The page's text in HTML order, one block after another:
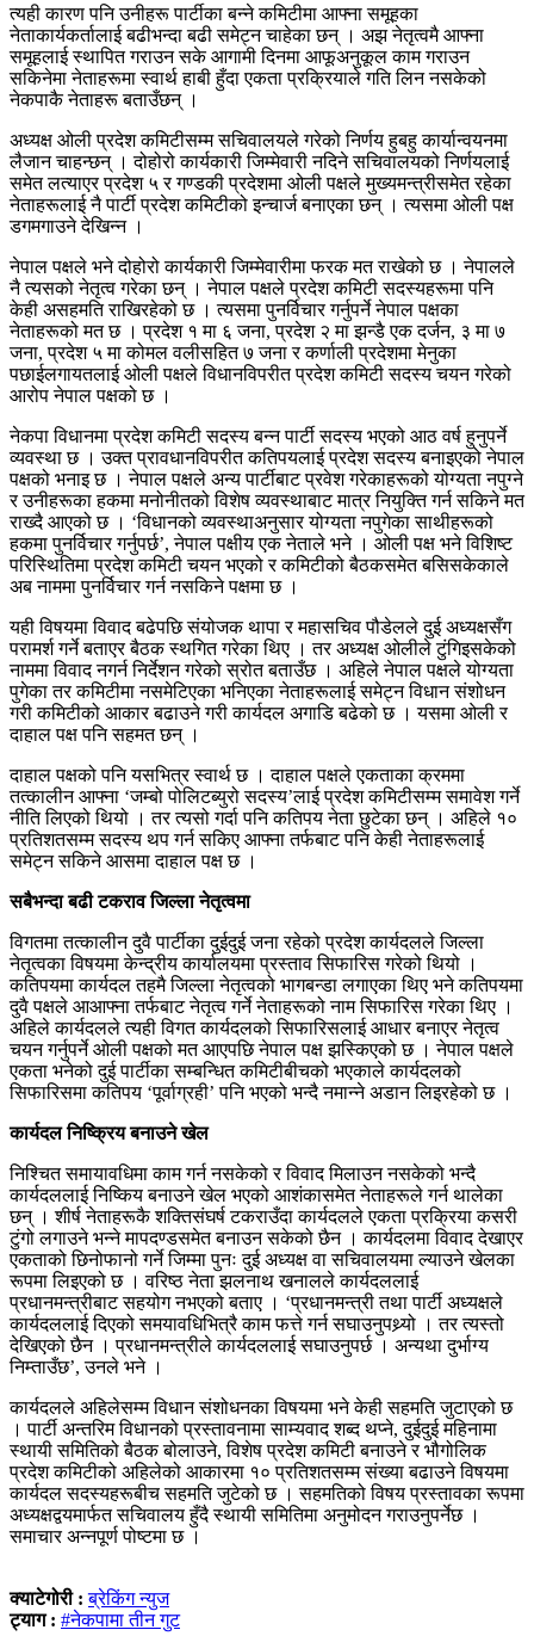
त्यही कारण पनि उनीहरू पार्टीका बन्ने कमिटीमा आफ्ना समूहका
नेताकार्यकर्तालाई बढीभन्दा बढी समेट्न चाहेका छन् । अझ नेतृत्वमै आफ्ना
समूहलाई स्थापित गराउन सके आगामी दिनमा आफूअनुकूल काम गराउन
सकिनेमा नेताहरूमा स्वार्थ हाबी हुँदा एकता प्रक्रियाले गति लिन नसकेको
नेकपाकै नेताहरू बताउँछन् ।
अध्यक्ष ओली प्रदेश कमिटीसम्म सचिवालयले गरेको निर्णय हुबहु कार्यान्वयनमा
लैजान चाहन्छन् । दोहोरो कार्यकारी जिम्मेवारी नदिने सचिवालयको निर्णयलाई
समेत लत्याएर प्रदेश ५ र गण्डकी प्रदेशमा ओली पक्षले मुख्यमन्त्रीसमेत रहेका
नेताहरूलाई नै पार्टी प्रदेश कमिटीको इन्चार्ज बनाएका छन् । त्यसमा ओली पक्ष
डगमगाउने देखिन्न ।
नेपाल पक्षले भने दोहोरो कार्यकारी जिम्मेवारीमा फरक मत राखेको छ । नेपालले
नै त्यसको नेतृत्व गरेका छन् । नेपाल पक्षले प्रदेश कमिटी सदस्यहरूमा पनि
केही असहमति राखिरहेको छ । त्यसमा पुनर्विचार गर्नुपर्ने नेपाल पक्षका
नेताहरूको मत छ । प्रदेश १ मा ६ जना, प्रदेश २ मा झन्डै एक दर्जन, ३ मा ७
जना, प्रदेश ५ मा कोमल वलीसहित ७ जना र कर्णाली प्रदेशमा मेनुका
पछाईलगायतलाई ओली पक्षले विधानविपरीत प्रदेश कमिटी सदस्य चयन गरेको
आरोप नेपाल पक्षको छ ।
नेकपा विधानमा प्रदेश कमिटी सदस्य बन्न पार्टी सदस्य भएको आठ वर्ष हुनुपर्ने
व्यवस्था छ । उक्त प्रावधानविपरीत कतिपयलाई प्रदेश सदस्य बनाइएको नेपाल
पक्षको भनाइ छ । नेपाल पक्षले अन्य पार्टीबाट प्रवेश गरेकाहरूको योग्यता नपुग्ने
र उनीहरूका हकमा मनोनीतको विशेष व्यवस्थाबाट मात्र नियुक्ति गर्न सकिने मत
राख्दै आएको छ । ‘विधानको व्यवस्थाअनुसार योग्यता नपुगेका साथीहरूको
हकमा पुनर्विचार गर्नुपर्छ’, नेपाल पक्षीय एक नेताले भने । ओली पक्ष भने विशिष्ट
परिस्थितिमा प्रदेश कमिटी चयन भएको र कमिटीको बैठकसमेत बसिसकेकाले
अब नाममा पुनर्विचार गर्न नसकिने पक्षमा छ ।
यही विषयमा विवाद बढेपछि संयोजक थापा र महासचिव पौडेलले दुई अध्यक्षसँग
परामर्श गर्ने बताएर बैठक स्थगित गरेका थिए । तर अध्यक्ष ओलीले टुंगिइसकेको
नाममा विवाद नगर्न निर्देशन गरेको स्रोत बताउँछ । अहिले नेपाल पक्षले योग्यता
पुगेका तर कमिटीमा नसमेटिएका भनिएका नेताहरूलाई समेट्न विधान संशोधन
गरी कमिटीको आकार बढाउने गरी कार्यदल अगाडि बढेको छ । यसमा ओली र
दाहाल पक्ष पनि सहमत छन् ।
दाहाल पक्षको पनि यसभित्र स्वार्थ छ । दाहाल पक्षले एकताका क्रममा
तत्कालीन आफ्ना ‘जम्बो पोलिटब्युरो सदस्य’लाई प्रदेश कमिटीसम्म समावेश गर्ने
नीति लिएको थियो । तर त्यसो गर्दा पनि कतिपय नेता छुटेका छन् । अहिले १०
प्रतिशतसम्म सदस्य थप गर्न सकिए आफ्ना तर्फबाट पनि केही नेताहरूलाई
समेट्न सकिने आसमा दाहाल पक्ष छ ।
सबैभन्दा बढी टकराव जिल्ला नेतृत्वमा
विगतमा तत्कालीन दुवै पार्टीका दुईदुई जना रहेको प्रदेश कार्यदलले जिल्ला
नेतृत्वका विषयमा केन्द्रीय कार्यालयमा प्रस्ताव सिफारिस गरेको थियो ।
कतिपयमा कार्यदल तहमै जिल्ला नेतृत्वको भागबन्डा लगाएका थिए भने कतिपयमा
दुवै पक्षले आआफ्ना तर्फबाट नेतृत्व गर्ने नेताहरूको नाम सिफारिस गरेका थिए ।
अहिले कार्यदलले त्यही विगत कार्यदलको सिफारिसलाई आधार बनाएर नेतृत्व
चयन गर्नुपर्ने ओली पक्षको मत आएपछि नेपाल पक्ष झस्किएको छ । नेपाल पक्षले
एकता भनेको दुई पार्टीका सम्बन्धित कमिटीबीचको भएकाले कार्यदलको
सिफारिसमा कतिपय ‘पूर्वाग्रही’ पनि भएको भन्दै नमान्ने अडान लिइरहेको छ ।
कार्यदल निष्क्रिय बनाउने खेल
निश्चित समायावधिमा काम गर्न नसकेको र विवाद मिलाउन नसकेको भन्दै
कार्यदललाई निष्किय बनाउने खेल भएको आशंकासमेत नेताहरूले गर्न थालेका
छन् । शीर्ष नेताहरूकै शक्तिसंघर्ष टकराउँदा कार्यदलले एकता प्रक्रिया कसरी
टुंगो लगाउने भन्ने मापदण्डसमेत बनाउन सकेको छैन । कार्यदलमा विवाद देखाएर
एकताको छिनोफानो गर्ने जिम्मा पुनः दुई अध्यक्ष वा सचिवालयमा ल्याउने खेलका
रूपमा लिइएको छ । वरिष्ठ नेता झलनाथ खनालले कार्यदललाई
प्रधानमन्त्रीबाट सहयोग नभएको बताए । ‘प्रधानमन्त्री तथा पार्टी अध्यक्षले
कार्यदललाई दिएको समयावधिभित्रै काम फत्ते गर्न सघाउनुपथ्र्यो । तर त्यस्तो
देखिएको छैन । प्रधानमन्त्रीले कार्यदललाई सघाउनुपर्छ । अन्यथा दुर्भाग्य
निम्ताउँछ’, उनले भने ।
कार्यदलले अहिलेसम्म विधान संशोधनका विषयमा भने केही सहमति जुटाएको छ
। पार्टी अन्तरिम विधानको प्रस्तावनामा साम्यवाद शब्द थप्ने, दुईदुई महिनामा
स्थायी समितिको बैठक बोलाउने, विशेष प्रदेश कमिटी बनाउने र भौगोलिक
प्रदेश कमिटीको अहिलेको आकारमा १० प्रतिशतसम्म संख्या बढाउने विषयमा
कार्यदल सदस्यहरूबीच सहमति जुटेको छ । सहमतिको विषय प्रस्तावका रूपमा
अध्यक्षद्वयमार्फत सचिवालय हुँदै स्थायी समितिमा अनुमोदन गराउनुपर्नेछ ।
समाचार अन्नपूर्ण पोष्टमा छ ।
क्याटेगोरी :ब्रेकिंग न्युज
ट्याग : #नेकपामा तीन गुट